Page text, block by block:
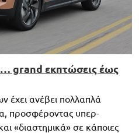
grand εκπτώσεις έως
έχει ανέβει πολλαπλά
προσφέροντας υπερ-
«διαστημικά» σε κάποιες